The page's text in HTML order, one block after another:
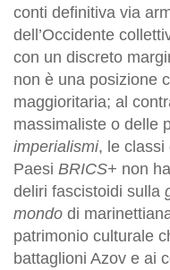
conti definitiva via
dell’Occidente
con un discreto
non è una posizione
maggioritaria; al
massimaliste o delle
imperialismi, le classi
Paesi BRICS+ non
deliri fascistoidi sulla
mondo di
patrimonio culturale
battaglioni Azov e ai